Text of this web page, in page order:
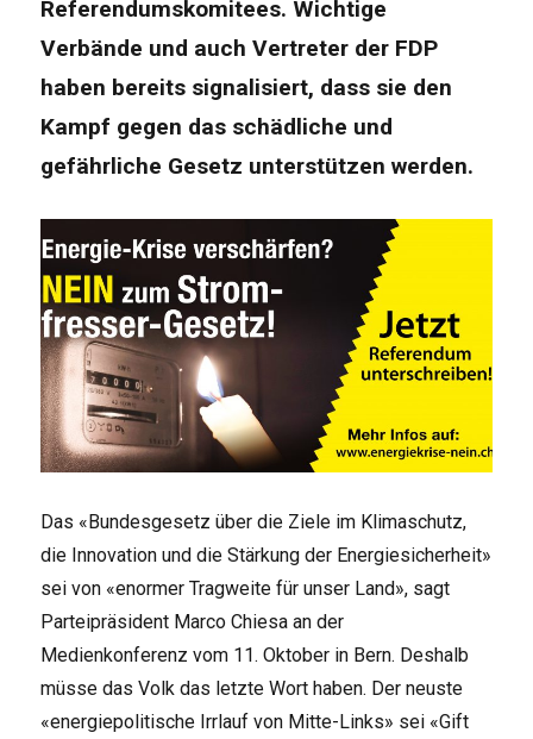
Referendumskomitees. Wichtige
Verbände und auch Vertreter der FDP
haben bereits signalisiert, dass sie den
Kampf gegen das schädliche und
gefährliche Gesetz unterstützen werden.
Das «Bundesgesetz über die Ziele im Klimaschutz,
die Innovation und die Stärkung der Energiesicherheit»
sei von «enormer Tragweite für unser Land», sagt
Parteipräsident Marco Chiesa an der
Medienkonferenz vom 11. Oktober in Bern. Deshalb
müsse das Volk das letzte Wort haben. Der neuste
«energiepolitische Irrlauf von Mitte-Links» sei «Gift